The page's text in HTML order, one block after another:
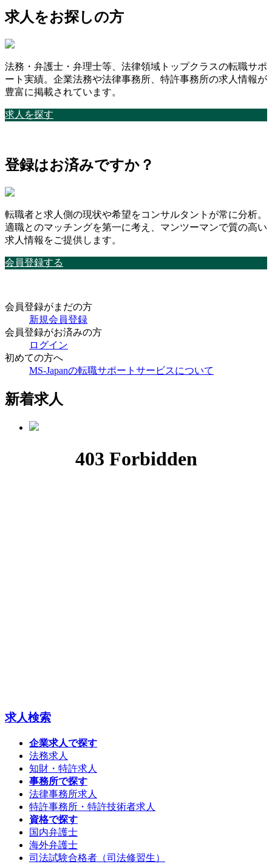
求人をお探しの方
法務・弁護士・弁理士等、法律領域トップクラスの転職サポ
ート実績。企業法務や法律事務所、特許事務所の求人情報が
豊富に掲載されています。
求人を探す
登録はお済みですか？
転職者と求人側の現状や希望をコンサルタントが常に分析。
適職とのマッチングを第一に考え、マンツーマンで質の高い
求人情報をご提供します。
会員登録する
会員登録がまだの方
新規会員登録
会員登録がお済みの方
ログイン
初めての方へ
MS-Japanの転職サポートサービスについて
新着求人
求人検索
企業求人で探す
法務求人
知財・特許求人
事務所で探す
法律事務所求人
特許事務所・特許技術者求人
資格で探す
国内弁護士
海外弁護士
司法試験合格者（司法修習生）